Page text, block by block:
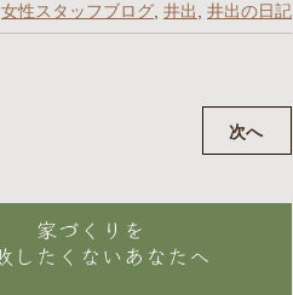
女性スタッフブログ 井出 井出の日記
次へ